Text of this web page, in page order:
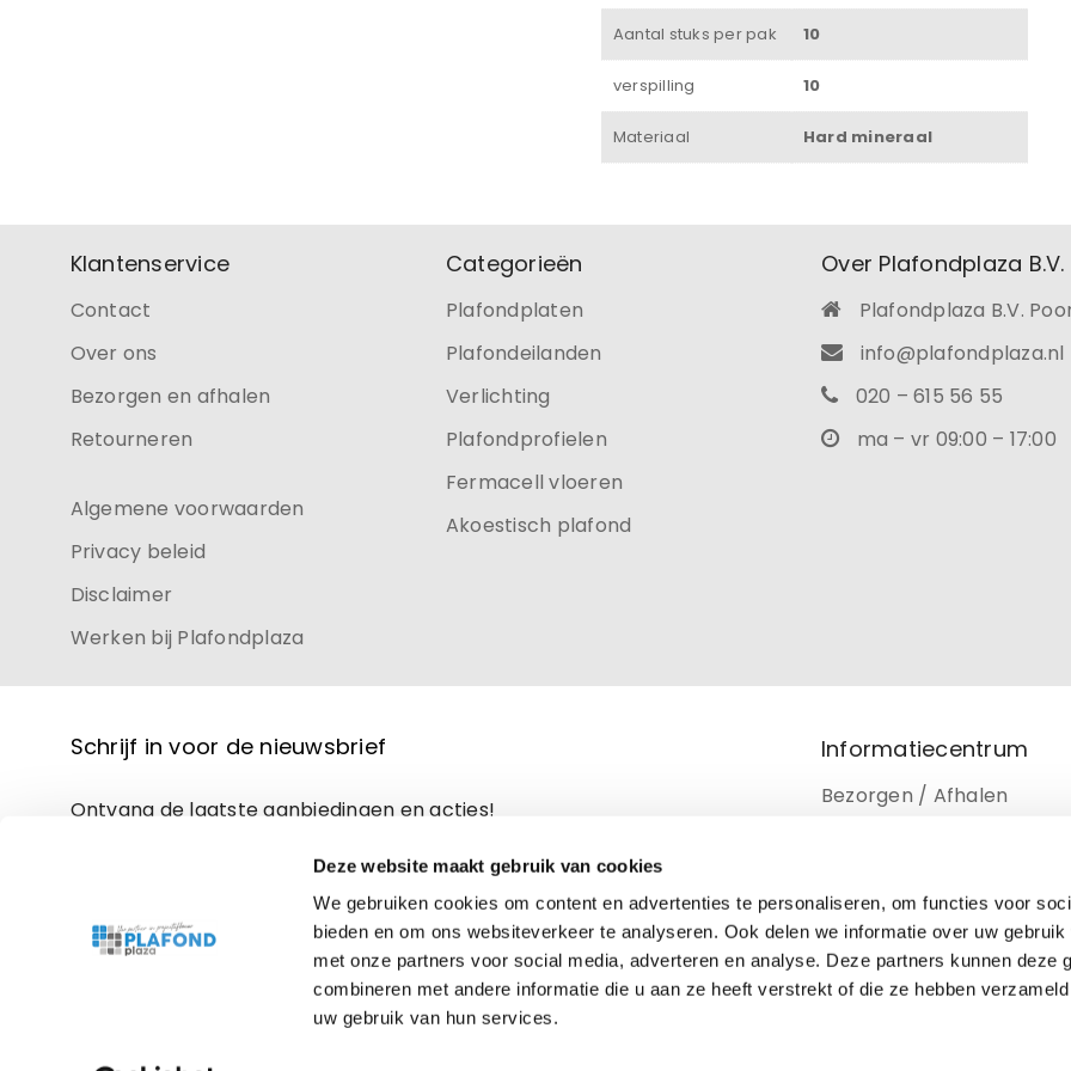
Deze website maakt gebruik van cookies
We gebruiken cookies om content en advertenties te personaliseren, om functies voor
bieden en om ons websiteverkeer te analyseren. Ook delen we informatie over uw
met onze partners voor social media, adverteren en analyse. Deze partners kunnen deze
combineren met andere informatie die u aan ze heeft verstrekt of die ze hebben
uw gebruik van hun services.
Aantal stuks per pak 10
verspilling 10
Materiaal Hard mineraal
Klantenservice
Contact
Over ons
Bezorgen en afhalen
Retourneren
Algemene voorwaarden
Privacy beleid
Disclaimer
Werken bij Plafondplaza
Categorieën
Plafondplaten
Plafondeilanden
Verlichting
Plafondprofielen
Fermacell vloeren
Akoestisch plafond
Over Plafondplaza B.V.
Plafondplaza B.V.
info@plafondplaza.nl
020 – 615 56 55
ma – vr 09:00 – 17:00
Schrijf in voor de nieuwsbrief
Ontvang de laatste aanbiedingen en acties!
Informatiecentrum
Bezorgen / Afhalen
Disclaimer
Cookiebeleid